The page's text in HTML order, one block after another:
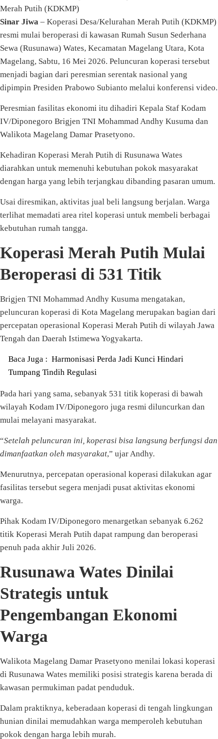
Merah Putih (KDKMP)
Sinar Jiwa – Koperasi Desa/Kelurahan Merah Putih (KDKMP)
resmi mulai beroperasi di kawasan Rumah Susun Sederhana
Sewa (Rusunawa) Wates, Kecamatan Magelang Utara, Kota
Magelang, Sabtu, 16 Mei 2026. Peluncuran koperasi tersebut
menjadi bagian dari peresmian serentak nasional yang
dipimpin Presiden Prabowo Subianto melalui konferensi video.
Peresmian fasilitas ekonomi itu dihadiri Kepala Staf Kodam
IV/Diponegoro Brigjen TNI Mohammad Andhy Kusuma dan
Walikota Magelang Damar Prasetyono.
Kehadiran Koperasi Merah Putih di Rusunawa Wates
diarahkan untuk memenuhi kebutuhan pokok masyarakat
dengan harga yang lebih terjangkau dibanding pasaran umum.
Usai diresmikan, aktivitas jual beli langsung berjalan. Warga
terlihat memadati area ritel koperasi untuk membeli berbagai
kebutuhan rumah tangga.
Koperasi Merah Putih Mulai
Beroperasi di 531 Titik
Brigjen TNI Mohammad Andhy Kusuma mengatakan,
peluncuran koperasi di Kota Magelang merupakan bagian dari
percepatan operasional Koperasi Merah Putih di wilayah Jawa
Tengah dan Daerah Istimewa Yogyakarta.
Baca Juga : Harmonisasi Perda Jadi Kunci Hindari
Tumpang Tindih Regulasi
Pada hari yang sama, sebanyak 531 titik koperasi di bawah
wilayah Kodam IV/Diponegoro juga resmi diluncurkan dan
mulai melayani masyarakat.
“Setelah peluncuran ini, koperasi bisa langsung berfungsi dan
dimanfaatkan oleh masyarakat,” ujar Andhy.
Menurutnya, percepatan operasional koperasi dilakukan agar
fasilitas tersebut segera menjadi pusat aktivitas ekonomi
warga.
Pihak Kodam IV/Diponegoro menargetkan sebanyak 6.262
titik Koperasi Merah Putih dapat rampung dan beroperasi
penuh pada akhir Juli 2026.
Rusunawa Wates Dinilai
Strategis untuk
Pengembangan Ekonomi
Warga
Walikota Magelang Damar Prasetyono menilai lokasi koperasi
di Rusunawa Wates memiliki posisi strategis karena berada di
kawasan permukiman padat penduduk.
Dalam praktiknya, keberadaan koperasi di tengah lingkungan
hunian dinilai memudahkan warga memperoleh kebutuhan
pokok dengan harga lebih murah.